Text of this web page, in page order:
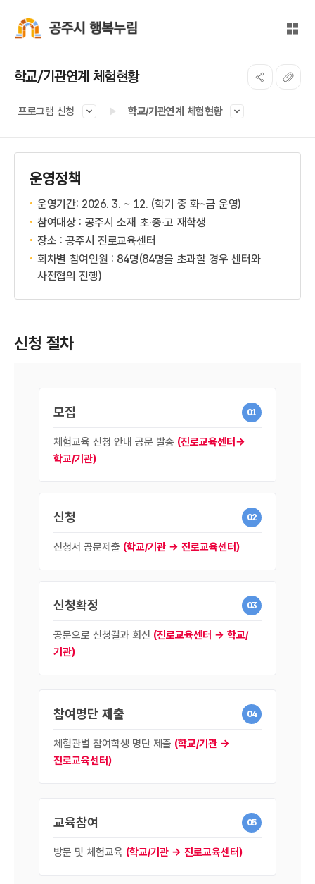
전체
학교/기관연계 체험현황
프로그램 신청 학교/기관연계 체험현황
운영정책
운영기간: 2026. 3. ~ 12. (학기 중 화~금 운영)
참여대상 : 공주시 소재 초‧중‧고 재학생
장소 : 공주시 진로교육센터
회차별 참여인원 : 84명(84명을 초과할 경우 센터와
사전협의 진행)
신청 절차
01
모집
체험교육 신청 안내 공문 발송 (진로교육센터→
학교/기관)
02
신청
신청서 공문제출 (학교/기관 → 진로교육센터)
03
신청확정
공문으로 신청결과 회신 (진로교육센터 → 학교/
기관)
04
참여명단 제출
체험관별 참여학생 명단 제출 (학교/기관 →
진로교육센터)
05
교육참여
방문 및 체험교육 (학교/기관 → 진로교육센터)